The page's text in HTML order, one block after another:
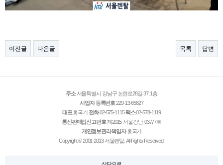
이전글 다음글 목록 답변
주소서울특별시 강남구 논현로28길 37, 1층
사업자 등록번호229-13-65827
대표홍국기 전화02-575-1115팩스02-578-1119
통신판매업신고번호제2015-서울강남-03777호
개인정보관리책임자홍국기
Copyright © 2001-2013 서울렌탈. All Rights Reserved.